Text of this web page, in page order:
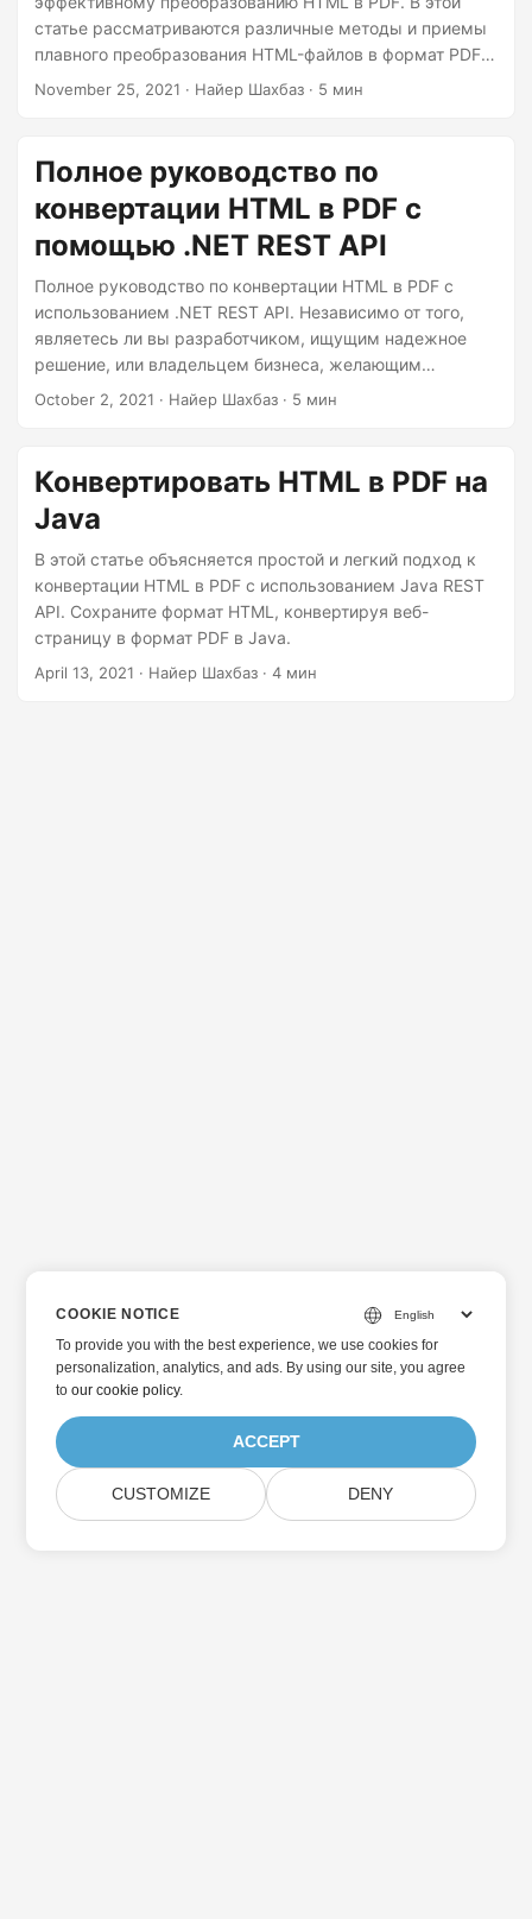
статье рассматриваются различные методы и приемы
плавного преобразования HTML-файлов в формат PDF с
сохранением исходного веб-контента. Если вы хотите
«htmltopdf» является ценным навыком. Мы покажем
вам шаги и рекомендации, которые помогут обеспечить
плавный переход от формата HTML к PDF, сделав ваш
контент доступным и переносимым всего за несколько
кликов.
November 25, 2021 · Найер Шахбаз · 5 мин
Полное руководство по
конвертации HTML в PDF с
помощью .NET REST API
Полное руководство по конвертации HTML в PDF с
использованием .NET REST API. Независимо от того,
являетесь ли вы разработчиком, ищущим надежное
решение, или владельцем бизнеса, желающим
автоматизировать создание документов, это
легкостью. Раскройте потенциал преобразования
вашего веб-контента в профессиональные,
общедоступные и пригодные для печати PDF-
October 2, 2021 · Найер Шахбаз · 5 мин
Конвертировать HTML в PDF на
Java
В этой статье объясняется простой и легкий подход к
конвертации HTML в PDF с использованием Java REST
API. Сохраните формат HTML, конвертируя веб-
страницу в формат PDF в Java.
April 13, 2021 · Найер Шахбаз · 4 мин
COOKIE NOTICE
To provide you with the best experience, we use cookies for
personalization, analytics, and ads. By using our site, you agree
toour cookie policy.
ACCEPT
CUSTOMIZE DENY